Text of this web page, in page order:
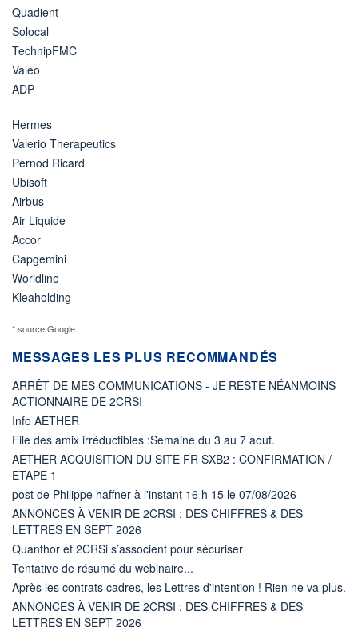
Quadient
Solocal
TechnipFMC
Valeo
ADP
Hermes
Valerio Therapeutics
Pernod Ricard
Ubisoft
Airbus
Air Liquide
Accor
Capgemini
Worldline
Kleaholding
* source Google
MESSAGES LES PLUS RECOMMANDÉS
ARRÊT DE MES COMMUNICATIONS - JE RESTE NÉANMOINS
ACTIONNAIRE DE 2CRSI
Info AETHER
File des amix irréductibles :Semaine du 3 au 7 aout.
AETHER ACQUISITION DU SITE FR SXB2 : CONFIRMATION /
ETAPE 1
post de Philippe haffner à l'instant 16 h 15 le 07/08/2026
ANNONCES À VENIR DE 2CRSI : DES CHIFFRES & DES
LETTRES EN SEPT 2026
Quanthor et 2CRSi s’associent pour sécuriser
Tentative de résumé du webinaire...
Après les contrats cadres, les Lettres d'intention ! Rien ne va plus.
ANNONCES À VENIR DE 2CRSI : DES CHIFFRES & DES
LETTRES EN SEPT 2026